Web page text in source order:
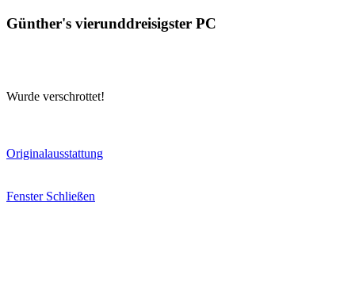
Günther's vierunddreisigster PC
Wurde verschrottet!
Originalausstattung
Fenster Schließen